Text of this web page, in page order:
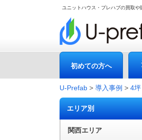
ユニットハウス・プレハブの買取
初めての方へ
U-Prefab > 導入事例 > 4
エリア別
関西エリア